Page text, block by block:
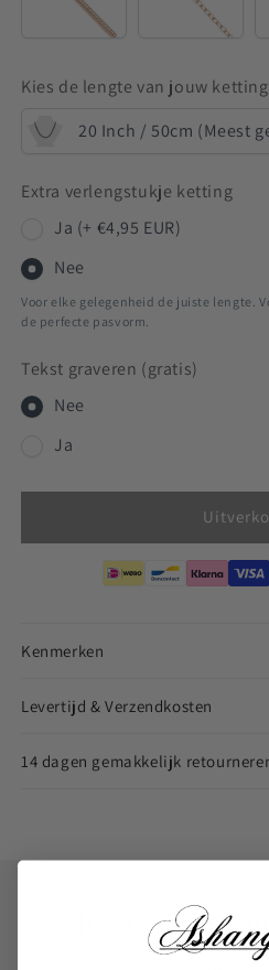
Kies de lengte van jouw ketting
20 Inch / 50cm (Meest
Extra verlengstukje ketting
Ja (+ €4,95 EUR)
Nee
Voor elke gelegenheid de juiste lengte.
de perfecte pasvorm.
Tekst graveren (gratis)
Nee
Ja
Kenmerken
Levertijd & Verzendkosten
14 dagen gemakkelijk
Echte reviews